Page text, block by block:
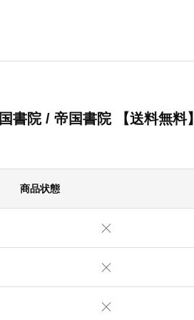
書院 / 帝国書院 【送料無料】
商品状態